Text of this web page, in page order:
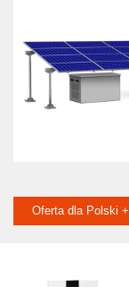
Oferta dla Polski +